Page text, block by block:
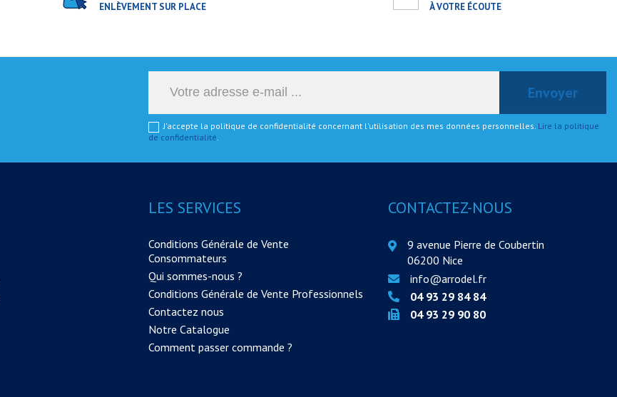
ENLÈVEMENT SUR PLACE À VOTRE ÉCOUTE
J'accepte la politique de confidentialité concernant l'utilisation des mes données personnelles. Lire la politique
de confidentialité
LES SERVICES
Conditions Générale de Vente
Consommateurs
Qui sommes-nous ?
Conditions Générale de Vente Professionnels
Contactez nous
Notre Catalogue
Comment passer commande ?
CONTACTEZ-NOUS
9 avenue Pierre de Coubertin
06200 Nice
info@arrodel.fr
04 93 29 84 84
04 93 29 90 80